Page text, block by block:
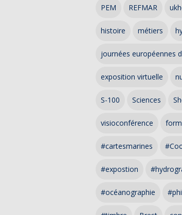
PEM REFMAR
histoire métiers
journées européennes
exposition virtuelle
S-100 Sciences
visioconférence
#cartesmarines
#expostion
#océanographie